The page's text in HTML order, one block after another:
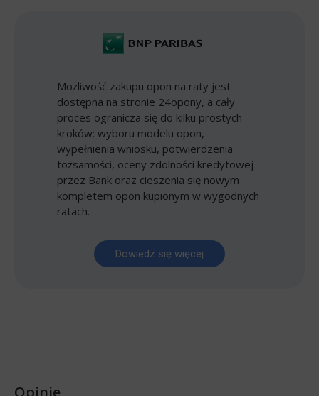
Możliwość zakupu opon na raty jest
dostępna na stronie 24opony, a cały
proces ogranicza się do kilku prostych
kroków: wyboru modelu opon,
wypełnienia wniosku, potwierdzenia
tożsamości, oceny zdolności kredytowej
przez Bank oraz cieszenia się nowym
kompletem opon kupionym w wygodnych
ratach.
Dowiedz się więcej